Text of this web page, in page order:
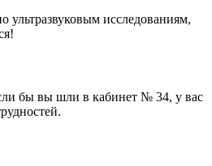
ультразвуковым исследованиям,
бы вы шли в кабинет № 34, у вас